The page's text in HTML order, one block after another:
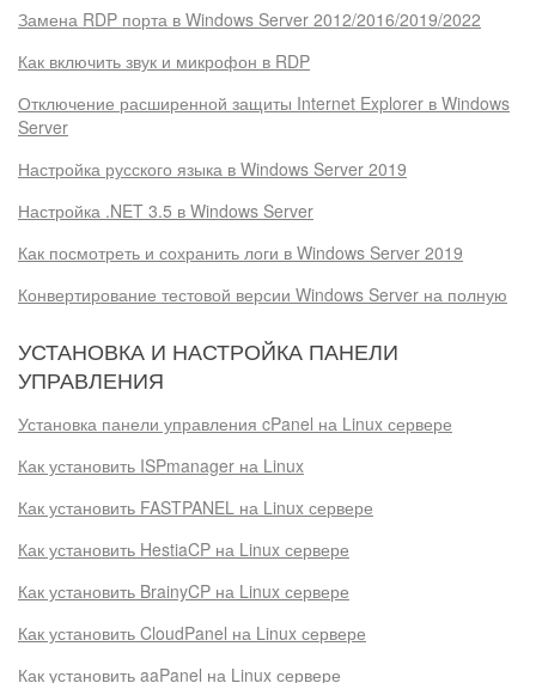
Замена RDP порта в Windows Server 2012/2016/2019/2022
Как включить звук и микрофон в RDP
Отключение расширенной защиты Internet Explorer в Windows
Server
Настройка русского языка в Windows Server 2019
Настройка .NET 3.5 в Windows Server
Как посмотреть и сохранить логи в Windows Server 2019
Конвертирование тестовой версии Windows Server на полную
УСТАНОВКА И НАСТРОЙКА ПАНЕЛИ
УПРАВЛЕНИЯ
Установка панели управления cPanel на Linux сервере
Как установить ISPmanager на Linux
Как установить FASTPANEL на Linux сервере
Как установить HestiaCP на Linux сервере
Как установить BrainyCP на Linux сервере
Как установить CloudPanel на Linux сервере
Как установить aaPanel на Linux сервере